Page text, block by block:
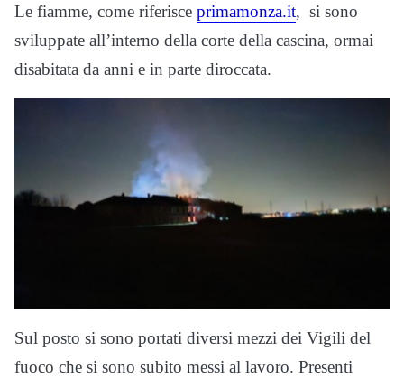
Le fiamme, come riferisce primamonza.it, si sono
sviluppate all’interno della corte della cascina, ormai
disabitata da anni e in parte diroccata.
Sul posto si sono portati diversi mezzi dei Vigili del
fuoco che si sono subito messi al lavoro. Presenti